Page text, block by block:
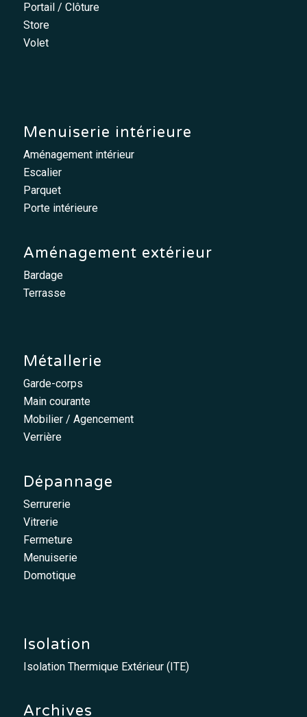
Portail / Clôture
Store
Volet
Menuiserie intérieure
Aménagement intérieur
Escalier
Parquet
Porte intérieure
Aménagement extérieur
Bardage
Terrasse
Métallerie
Garde-corps
Main courante
Mobilier / Agencement
Verrière
Dépannage
Serrurerie
Vitrerie
Fermeture
Menuiserie
Domotique
Isolation
Isolation Thermique Extérieur (ITE)
Archives